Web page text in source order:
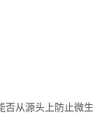
否从源头上防止微